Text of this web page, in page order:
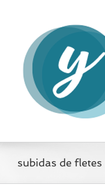
contenido
subidas de fletes